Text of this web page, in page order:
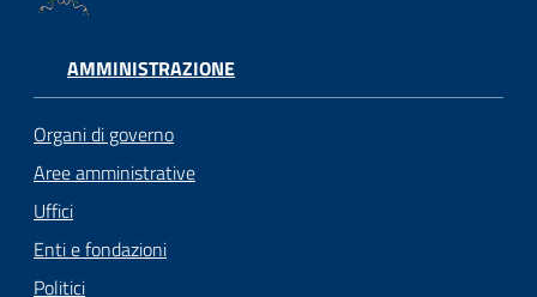
AMMINISTRAZIONE
Organi di governo
Aree amministrative
Uffici
Enti e fondazioni
Politici